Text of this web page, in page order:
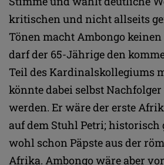
kritischen und nicht allseits
Tönen macht Ambongo
darf der 65-Jährige den
Teil des Kardinalskollegiums
könnte dabei selbst
werden. Er wäre der erste
auf dem Stuhl Petri; historisch
wohl schon Päpste aus der
Afrika. Ambongo wäre aber